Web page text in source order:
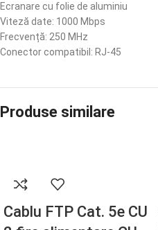
Ecranare cu folie de aluminiu
Viteză date: 1000 Mbps
Frecvență: 250 MHz
Conector compatibil: RJ-45
Produse similare
Cablu FTP Cat. 5e CU